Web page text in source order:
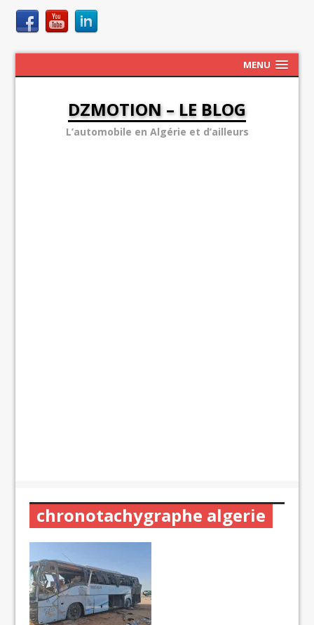
MENU
DZMOTION – LE BLOG
L’automobile en Algérie et d’ailleurs
chronotachygraphe algerie